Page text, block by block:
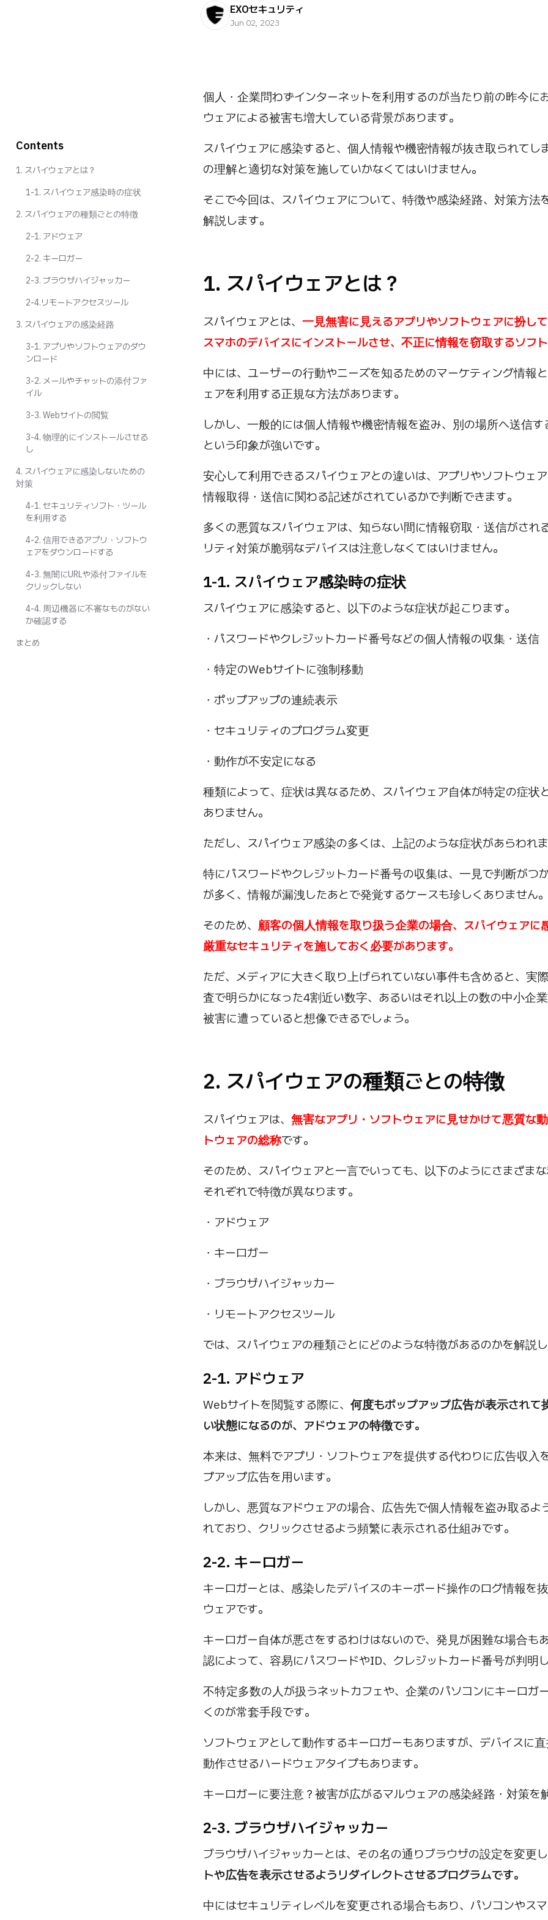
EXOセキュリティ
Jun 02, 2023
個人・企業問わずインターネットを利用するのが当たり前の昨今に
ウェアによる被害も増大している背景があります。
スパイウェアに感染すると、個人情報や機密情報が抜き取られてし
の理解と適切な対策を施していかなくてはいけません。
そこで今回は、スパイウェアについて、特徴や感染経路、対策方法
解説します。
1. スパイウェアとは？
スパイウェアとは、 一見無害に見えるアプリやソフトウェアに扮し
スマホのデバイスにインストールさせ、不正に情報を窃取するソフ
中には、ユーザーの行動やニーズを知るためのマーケティング情報
ェアを利用する正規な方法があります。
しかし、一般的には個人情報や機密情報を盗み、別の場所へ送信す
という印象が強いです。
安心して利用できるスパイウェアとの違いは、アプリやソフトウェ
情報取得・送信に関わる記述がされているかで判断できます。
多くの悪質なスパイウェアは、知らない間に情報窃取・送信がされ
リティ対策が脆弱なデバイスは注意しなくてはいけません。
1-1. スパイウェア感染時の症状
スパイウェアに感染すると、以下のような症状が起こります。
・パスワードやクレジットカード番号などの個人情報の収集・送信
・特定のWebサイトに強制移動
・ポップアップの連続表示
・セキュリティのプログラム変更
・動作が不安定になる
種類によって、症状は異なるため、スパイウェア自体が特定の症状
ありません。
ただし、スパイウェア感染の多くは、上記のような症状があらわれま
特にパスワードやクレジットカード番号の収集は、一見で判断がつ
が多く、情報が漏洩したあとで発覚するケースも珍しくありません。
そのため、 顧客の個人情報を取り扱う企業の場合、スパイウェアに
厳重なセキュリティを施しておく必要があります。
ただ、メディアに大きく取り上げられていない事件も含めると、実
査で明らかになった4割近い数字、あるいはそれ以上の数の中小企
被害に遭っていると想像できるでしょう。
2. スパイウェアの種類ごとの特徴
スパイウェアは、 無害なアプリ・ソフトウェアに見せかけて悪質な
トウェアの総称です。
そのため、スパイウェアと一言でいっても、以下のようにさまざまな
それぞれで特徴が異なります。
・アドウェア
・キーロガー
・ブラウザハイジャッカー
・リモートアクセスツール
では、スパイウェアの種類ごとにどのような特徴があるのかを解説し
2-1. アドウェア
Webサイトを閲覧する際に、 何度もポップアップ広告が表示されて
い状態になるのが、アドウェアの特徴です。
本来は、無料でアプリ・ソフトウェアを提供する代わりに広告収入
プアップ広告を用います。
しかし、悪質なアドウェアの場合、広告先で個人情報を盗み取るよ
れており、クリックさせるよう頻繁に表示される仕組みです。
2-2. キーロガー
キーロガーとは、感染したデバイスのキーボード操作のログ情報を
ウェアです。
キーロガー自体が悪さをするわけはないので、発見が困難な場合も
認によって、容易にパスワードやID、クレジットカード番号が判明し
不特定多数の人が扱うネットカフェや、企業のパソコンにキーロガ
くのが常套手段です。
ソフトウェアとして動作するキーロガーもありますが、デバイスに
動作させるハードウェアタイプもあります。
キーロガーに要注意？被害が広がるマルウェアの感染経路・対策を
2-3. ブラウザハイジャッカー
ブラウザハイジャッカーとは、その名の通りブラウザの設定を変更し
トや広告を表示させるようリダイレクトさせるプログラムです。
中にはセキュリティレベルを変更される場合もあり、パソコンやス
Contents
1. スパイウェアとは？
1-1. スパイウェア感染時の症状
2. スパイウェアの種類ごとの特徴
2-1. アドウェア
2-2. キーロガー
2-3. ブラウザハイジャッカー
2-4.リモートアクセスツール
3. スパイウェアの感染経路
3-1. アプリやソフトウェアのダウ
ンロード
3-2. メールやチャットの添付ファ
イル
3-3. Webサイトの閲覧
3-4. 物理的にインストールさせる
し
4. スパイウェアに感染しないための
対策
4-1. セキュリティソフト・ツール
を利用する
4-2. 信用できるアプリ・ソフトウ
ェアをダウンロードする
4-3. 無闇にURLや添付ファイルを
クリックしない
4-4. 周辺機器に不審なものがない
か確認する
まとめ